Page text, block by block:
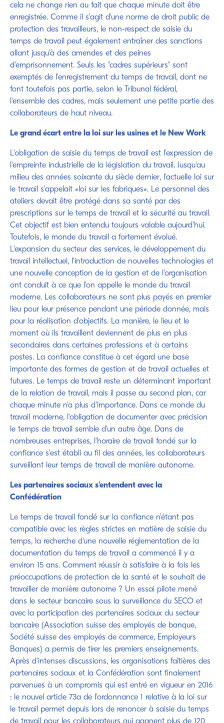
cela ne change rien au fait que chaque minute doit être
enregistrée. Comme il s'agit d'une norme de droit public de
protection des travailleurs, le non-respect de saisie du
temps de travail peut également entraîner des sanctions
allant jusqu'à des amendes et des peines
d'emprisonnement. Seuls les "cadres supérieurs" sont
exemptés de l'enregistrement du temps de travail, dont ne
font toutefois pas partie, selon le Tribunal fédéral,
l'ensemble des cadres, mais seulement une petite partie des
collaborateurs de haut niveau.
Le grand écart entre la loi sur les usines et le New Work
L'obligation de saisie du temps de travail est l'expression de
l'empreinte industrielle de la législation du travail. Jusqu'au
milieu des années soixante du siècle dernier, l'actuelle loi sur
le travail s'appelait «loi sur les fabriques». Le personnel des
ateliers devait être protégé dans sa santé par des
prescriptions sur le temps de travail et la sécurité au travail.
Cet objectif est bien entendu toujours valable aujourd'hui.
Toutefois, le monde du travail a fortement évolué.
L'expansion du secteur des services, le développement du
travail intellectuel, l'introduction de nouvelles technologies et
une nouvelle conception de la gestion et de l'organisation
ont conduit à ce que l'on appelle le monde du travail
moderne. Les collaborateurs ne sont plus payés en premier
lieu pour leur présence pendant une période donnée, mais
pour la réalisation d'objectifs. La manière, le lieu et le
moment où ils travaillent deviennent de plus en plus
secondaires dans certaines professions et à certains
postes. La confiance constitue à cet égard une base
importante des formes de gestion et de travail actuelles et
futures. Le temps de travail reste un déterminant important
de la relation de travail, mais il passe au second plan, car
chaque minute n'a plus d'importance. Dans ce monde du
travail moderne, l'obligation de documenter avec précision
le temps de travail semble d'un autre âge. Dans de
nombreuses entreprises, l'horaire de travail fondé sur la
confiance s'est établi au fil des années, les collaborateurs
surveillant leur temps de travail de manière autonome.
Les partenaires sociaux s'entendent avec la
Confédération
Le temps de travail fondé sur la confiance n'étant pas
compatible avec les règles strictes en matière de saisie du
temps, la recherche d'une nouvelle réglementation de la
documentation du temps de travail a commencé il y a
environ 15 ans. Comment réussir à satisfaire à la fois les
préoccupations de protection de la santé et le souhait de
travailler de manière autonome ? Un essai pilote mené
dans le secteur bancaire sous la surveillance du SECO et
avec la participation des partenaires sociaux du secteur
bancaire (Association suisse des employés de banque,
Société suisse des employés de commerce, Employeurs
Banques) a permis de tirer les premiers enseignements.
Après d'intenses discussions, les organisations faîtières des
partenaires sociaux et la Confédération sont finalement
parvenues à un compromis qui est entré en vigueur en 2016
: le nouvel article 73a de l'ordonnance 1 relative à la loi sur
le travail permet depuis lors de renoncer à saisie du temps